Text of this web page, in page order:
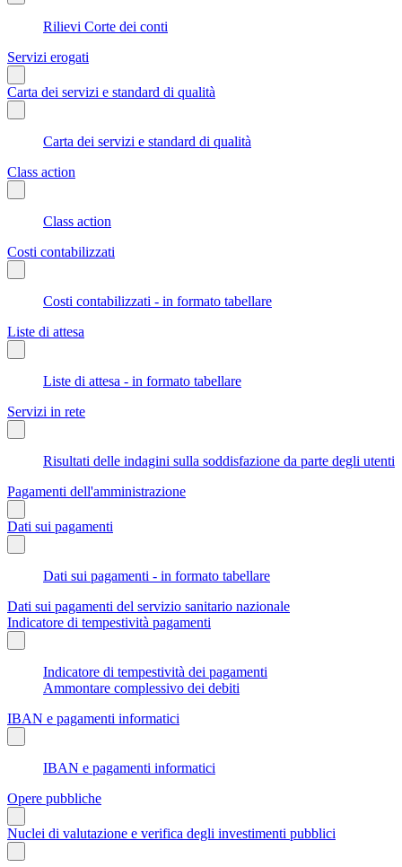
Rilievi Corte dei conti
Servizi erogati
Carta dei servizi e standard di qualità
Carta dei servizi e standard di qualità
Class action
Class action
Costi contabilizzati
Costi contabilizzati - in formato tabellare
Liste di attesa
Liste di attesa - in formato tabellare
Servizi in rete
Risultati delle indagini sulla soddisfazione da parte degli utenti
Pagamenti dell'amministrazione
Dati sui pagamenti
Dati sui pagamenti - in formato tabellare
Dati sui pagamenti del servizio sanitario nazionale
Indicatore di tempestività pagamenti
Indicatore di tempestività dei pagamenti
Ammontare complessivo dei debiti
IBAN e pagamenti informatici
IBAN e pagamenti informatici
Opere pubbliche
Nuclei di valutazione e verifica degli investimenti pubblici